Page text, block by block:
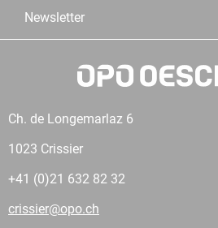
Newsletter
Ch. de Longemarlaz 6
1023 Crissier
+41 (0)21 632 82 32
crissier@opo.ch